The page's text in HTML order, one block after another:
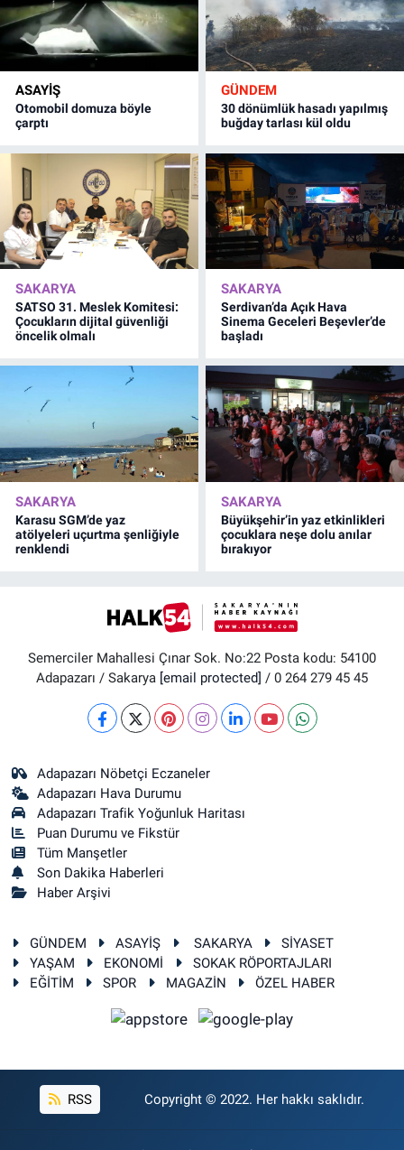
ASAYİŞ
Otomobil domuza böyle
çarptı
GÜNDEM
30 dönümlük hasadı yapılmış
buğday tarlası kül oldu
SAKARYA
SATSO 31. Meslek Komitesi:
Çocukların dijital güvenliği
öncelik olmalı
SAKARYA
Serdivan’da Açık Hava
Sinema Geceleri Beşevler’de
başladı
SAKARYA
Karasu SGM’de yaz
atölyeleri uçurtma şenliğiyle
renklendi
SAKARYA
Büyükşehir’in yaz etkinlikleri
çocuklara neşe dolu anılar
bırakıyor
Semerciler Mahallesi Çınar Sok. No:22 Posta kodu: 54100
Adapazarı / Sakarya [email protected] / 0 264 279 45 45
Adapazarı Nöbetçi Eczaneler
Adapazarı Hava Durumu
Adapazarı Trafik Yoğunluk Haritası
Puan Durumu ve Fikstür
Tüm Manşetler
Son Dakika Haberleri
Haber Arşivi
GÜNDEM ASAYİŞ SAKARYA
SİYASET
YAŞAM
EKONOMİ
SOKAK RÖPORTAJLARI
EĞİTİM
SPOR MAGAZİN ÖZEL HABER
RSS Copyright © 2022. Her hakkı saklıdır.